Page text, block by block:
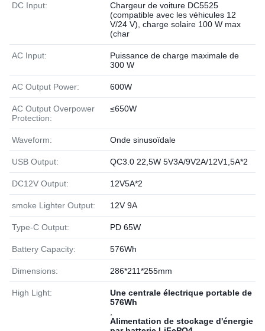
DC Input:
Chargeur de voiture DC5525
(compatible avec les véhicules 12
V/24 V), charge solaire 100 W max
(char
AC Input:
Puissance de charge maximale de
300 W
AC Output Power: 600W
AC Output Overpower
Protection:
≤650W
Waveform: Onde sinusoïdale
USB Output: QC3.0 22,5W 5V3A/9V2A/12V1,5A*2
DC12V Output: 12V5A*2
smoke Lighter Output: 12V 9A
Type-C Output: PD 65W
Battery Capacity: 576Wh
Dimensions: 286*211*255mm
High Light:
Une centrale électrique portable de
576Wh
Alimentation de stockage d'énergie